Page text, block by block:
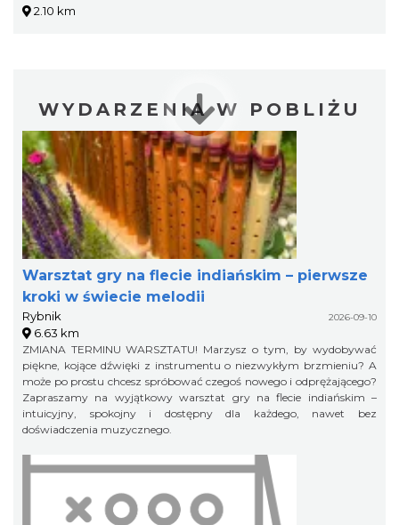
2.10 km
WYDARZENIA W POBLIŻU
Warsztat gry na flecie indiańskim – pierwsze
kroki w świecie melodii
Rybnik 2026-09-10
6.63 km
ZMIANA TERMINU WARSZTATU! Marzysz o tym, by wydobywać
piękne, kojące dźwięki z instrumentu o niezwykłym brzmieniu? A
może po prostu chcesz spróbować czegoś nowego i odprężającego?
Zapraszamy na wyjątkowy warsztat gry na flecie indiańskim –
intuicyjny, spokojny i dostępny dla każdego, nawet bez
doświadczenia muzycznego.